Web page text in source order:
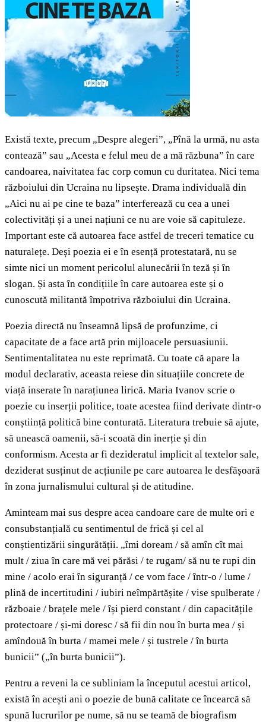
Există texte, precum „Despre alegeri”, „Pînă la urmă, nu asta
contează” sau „Acesta e felul meu de a mă răzbuna” în care
candoarea, naivitatea fac corp comun cu duritatea. Nici tema
războiului din Ucraina nu lipsește. Drama individuală din
„Aici nu ai pe cine te baza” interferează cu cea a unei
colectivități și a unei națiuni ce nu are voie să capituleze.
Important este că autoarea face astfel de treceri tematice cu
naturalețe. Deși poezia ei e în esență protestatară, nu se
simte nici un moment pericolul alunecării în teză și în
slogan. Și asta în condițiile în care autoarea este și o
cunoscută militantă împotriva războiului din Ucraina.
Poezia directă nu înseamnă lipsă de profunzime, ci
capacitate de a face artă prin mijloacele persuasiunii.
Sentimentalitatea nu este reprimată. Cu toate că apare la
modul declarativ, aceasta reiese din situațiile concrete de
viață inserate în narațiunea lirică. Maria Ivanov scrie o
poezie cu inserții politice, toate acestea fiind derivate dintr-o
conștiință politică bine conturată. Literatura trebuie să ajute,
să unească oamenii, să-i scoată din inerție și din
conformism. Acesta ar fi dezideratul implicit al textelor sale,
deziderat susținut de acțiunile pe care autoarea le desfășoară
în zona jurnalismului cultural și de atitudine.
Aminteam mai sus despre acea candoare care de multe ori e
consubstanțială cu sentimentul de frică și cel al
conștientizării singurătății. „îmi doream / să amîn cît mai
mult / ziua în care mă vei părăsi / te rugam/ să nu te rupi din
mine / acolo erai în siguranță / ce vom face / într-o / lume /
plină de incertitudini / iubiri neîmpărtășite / vise spulberate /
războaie / brațele mele / își pierd constant / din capacitățile
protectoare / și-mi doresc / să fii din nou în burta mea / și
amîndouă în burta / mamei mele / și tustrele / în burta
bunicii” („în burta bunicii”).
Pentru a reveni la ce subliniam la începutul acestui articol,
există în acești ani o poezie de bună calitate ce încearcă să
spună lucrurilor pe nume, să nu se teamă de biografism